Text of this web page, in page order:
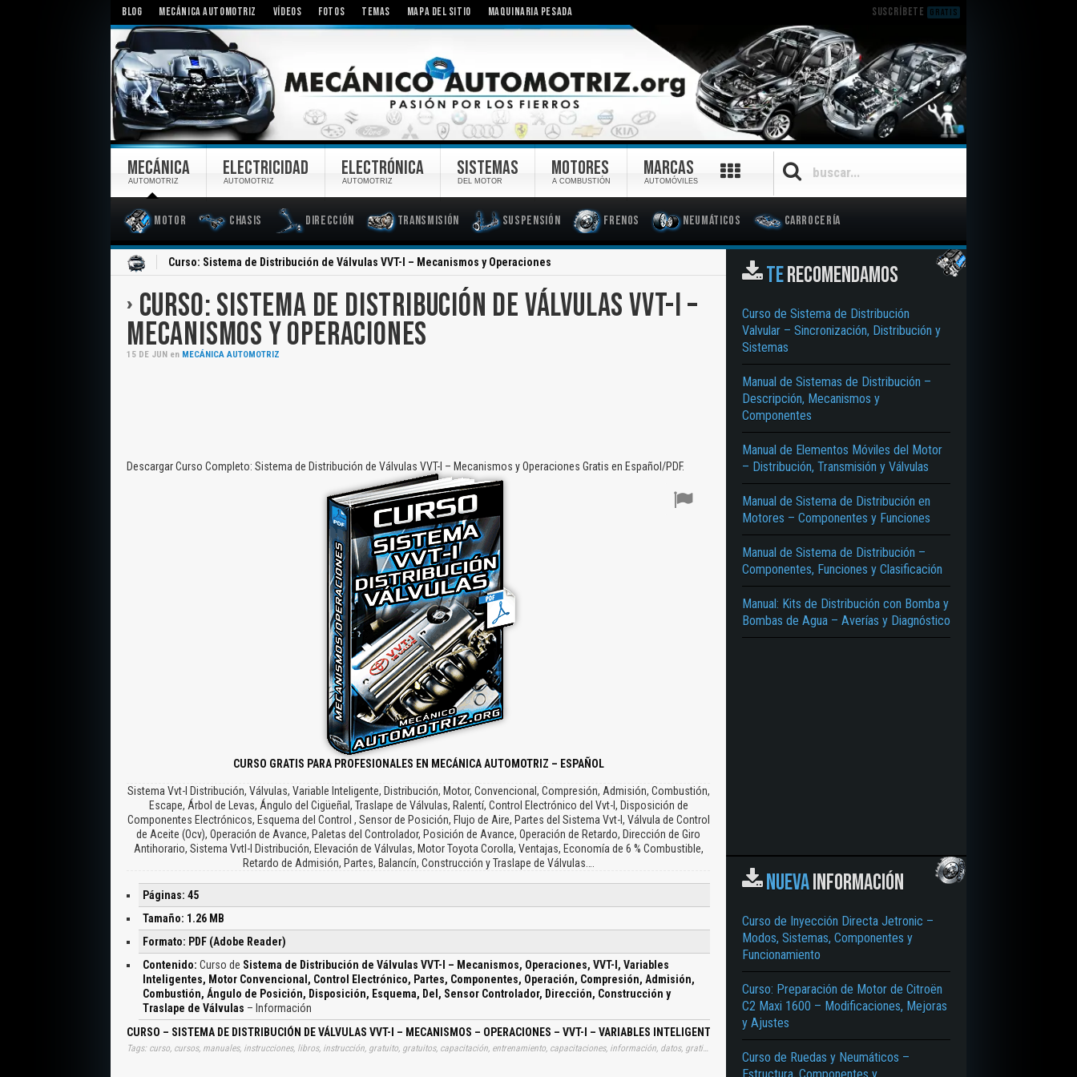
BLOG MECÁNICA AUTOMOTRIZ VÍDEOS FOTOS TEMAS MAPA DEL SITIO MAQUINARIA PESADA SUSCRÍBETE GRATIS
MECÁNICA
AUTOMOTRIZ
Motor Chasis Dirección Transmisión Suspensión Frenos Neumáticos Carrocería
ELECTRICIDAD
AUTOMOTRIZ
ELECTRÓNICA
AUTOMOTRIZ
SISTEMAS
DEL MOTOR
MOTORES
A COMBUSTIÓN
MARCAS
AUTOMÓVILES
Curso: Sistema de Distribución de Válvulas VVT-I – Mecanismos y Operaciones
CURSO: SISTEMA DE DISTRIBUCIÓN DE VÁLVULAS VVT-I –
MECANISMOS Y OPERACIONES
15 DE JUN en MECÁNICA AUTOMOTRIZ
Descargar Curso Completo: Sistema de Distribución de Válvulas VVT-I – Mecanismos y Operaciones Gratis en Español/PDF.
CURSO GRATIS PARA PROFESIONALES EN MECÁNICA AUTOMOTRIZ – ESPAÑOL
Sistema Vvt-I Distribución, Válvulas, Variable Inteligente, Distribución, Motor, Convencional, Compresión, Admisión, Combustión,
Escape, Árbol de Levas, Ángulo del Cigüeñal, Traslape de Válvulas, Ralentí, Control Electrónico del Vvt-I, Disposición de
Componentes Electrónicos, Esquema del Control , Sensor de Posición, Flujo de Aire, Partes del Sistema Vvt-I, Válvula de Control
de Aceite (Ocv), Operación de Avance, Paletas del Controlador, Posición de Avance, Operación de Retardo, Dirección de Giro
Antihorario, Sistema Vvtl-I Distribución, Elevación de Válvulas, Motor Toyota Corolla, Ventajas, Economía de 6 % Combustible,
Retardo de Admisión, Partes, Balancín, Construcción y Traslape de Válvulas….
Páginas: 45
Tamaño: 1.26 MB
Formato: PDF (Adobe Reader)
Contenido: Curso de Sistema de Distribución de Válvulas VVT-I – Mecanismos, Operaciones, VVT-I, Variables
Inteligentes, Motor Convencional, Control Electrónico, Partes, Componentes, Operación, Compresión, Admisión,
Combustión, Ángulo de Posición, Disposición, Esquema, Del, Sensor Controlador, Dirección, Construcción y
Traslape de Válvulas – Información
CURSO – SISTEMA DE DISTRIBUCIÓN DE VÁLVULAS VVT-I – MECANISMOS – OPERACIONES – VVT-I – VARIABLES INTELIGENTES – MOTOR CONVENCIONAL – CONTROL ELECTRÓNICO – PARTES –
Tags: curso, cursos, manuales, instrucciones, libros, instrucción, gratuito, gratuitos, capacitación, entrenamiento, capacitaciones, información, datos, gratis, descargar, sistemas, distribuciones, valvulas, vvt, i, mecanismos, operaciones, vvt, i, variables, inteligentes, motores, convencionales, control, electronicos, partes, componentes, operaciones, compresiones, admisiones, combustiones, angulos, posiciones, disposiciones, esquemas, sensores, controladores, direcciones, construcciones, traslapes, valvulas, aprender, descargas
TERECOMENDAMOS
Curso de Sistema de Distribución
Valvular – Sincronización, Distribución y
Sistemas
Manual de Sistemas de Distribución –
Descripción, Mecanismos y
Componentes
Manual de Elementos Móviles del Motor
– Distribución, Transmisión y Válvulas
Manual de Sistema de Distribución en
Motores – Componentes y Funciones
Manual de Sistema de Distribución –
Componentes, Funciones y Clasificación
Manual: Kits de Distribución con Bomba y
Bombas de Agua – Averías y Diagnóstico
NUEVAINFORMACIÓN
Curso de Inyección Directa Jetronic –
Modos, Sistemas, Componentes y
Funcionamiento
Curso: Preparación de Motor de Citroën
C2 Maxi 1600 – Modificaciones, Mejoras
y Ajustes
Curso de Ruedas y Neumáticos –